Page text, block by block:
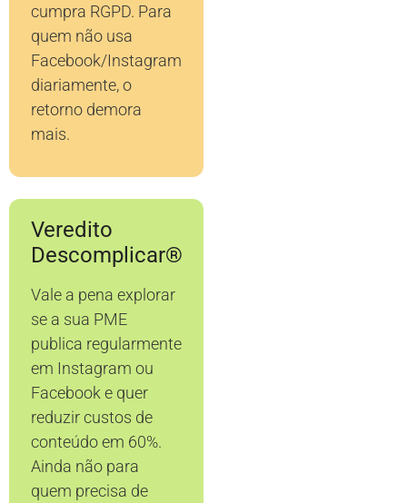
cumpra RGPD. Para
quem não usa
Facebook/Instagram
diariamente, o
retorno demora
mais.
Veredito
Descomplicar®
Vale a pena explorar
se a sua PME
publica regularmente
em Instagram ou
Facebook e quer
reduzir custos de
conteúdo em 60%.
Ainda não para
quem precisa de